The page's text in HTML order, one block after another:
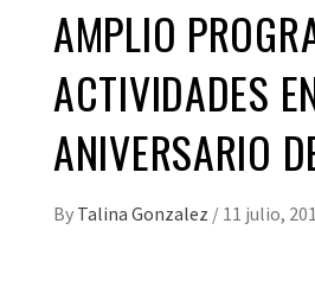
AMPLIO
ACTIVIDADES
ANIVERSARIO
By Talina Gonzalez / 11 julio,